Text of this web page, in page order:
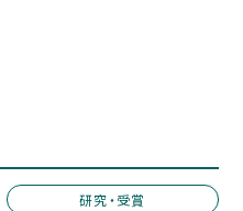
研究・受賞